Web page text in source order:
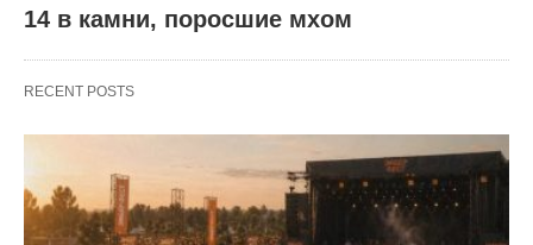
14 в камни, поросшие мхом
RECENT POSTS